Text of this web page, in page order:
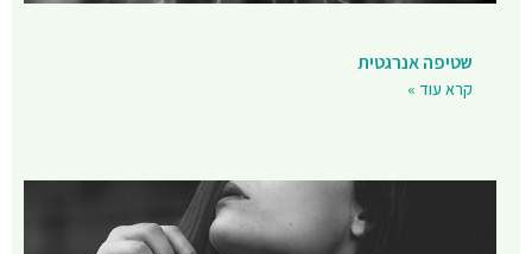
שטיפה אנרגטית
קרא עוד »